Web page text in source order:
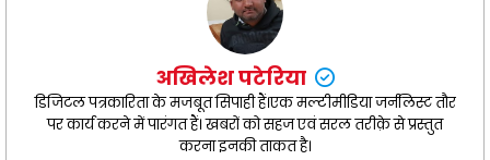
अखिलेश पटेरिया
डिजिटल पत्रकारिता के मजबूत सिपाही हैं।एक मल्टीमीडिया जर्नलिस्ट तौर
पर कार्य करने में पारंगत हैं। खबरों को सहज एवं सरल तरीक़े से प्रस्तुत
करना इनकी ताकत है।